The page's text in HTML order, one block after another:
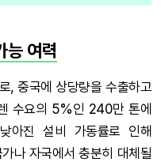
능 여력
, 중국에 상당량을 수출하고
수요의 5%인 240만 톤에
아진 설비 가동률로 인해
나 자국에서 충분히 대체될